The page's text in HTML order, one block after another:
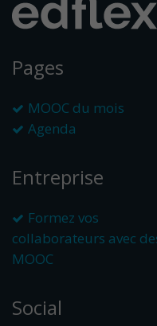
Pages
MOOC du mois
Agenda
Entreprise
Formez vos
collaborateurs avec
MOOC
Social